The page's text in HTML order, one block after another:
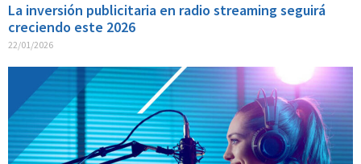
La inversión publicitaria en radio streaming seguirá
creciendo este 2026
22/01/2026